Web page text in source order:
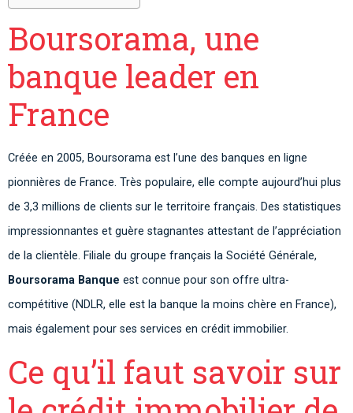
Boursorama, une
banque leader en
France
Créée en 2005, Boursorama est l’une des banques en ligne
pionnières de France. Très populaire, elle compte aujourd’hui plus
de 3,3 millions de clients sur le territoire français. Des statistiques
impressionnantes et guère stagnantes attestant de l’appréciation
de la clientèle. Filiale du groupe français la Société Générale,
Boursorama Banque est connue pour son offre ultra-
compétitive (NDLR, elle est la banque la moins chère en France),
mais également pour ses services en crédit immobilier.
Ce qu’il faut savoir sur